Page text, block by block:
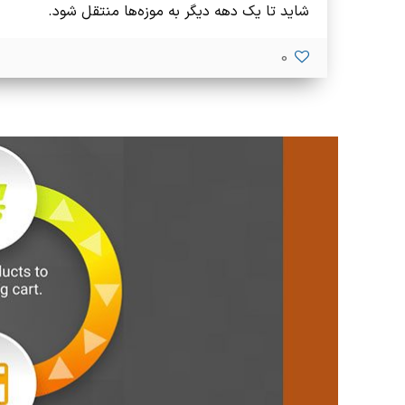
شاید تا یک دهه دیگر به موزه‌ها منتقل شود.
0